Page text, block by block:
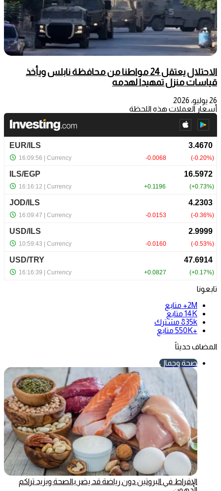
الاحتلال يعتقل 24 مواطنا من محافظة نابلس ويأخذ
قياسات منزل تمهيدا لهدمه
26 يوليو، 2026
أسعار العملات هذه اللحظة
تابعونا
2M+
متابع
14K متابع
835k مشترك
+550K
متابع
المضاف حديثاً
صحة وجمال
الإفراط في البروتين دون رياضة قد يضر بالصحة ويزيد تراكم